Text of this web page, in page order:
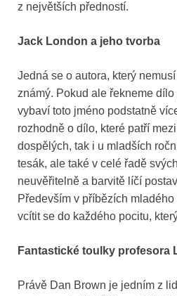
z největších předností.
Jack London a jeho tvorba
Jedná se o autora, který
známý. Pokud ale řekneme dílo
vybaví toto jméno podstatně
rozhodně o dílo, které patří mezi
dospělých, tak i u mladších
tesák, ale také v celé řadě
neuvěřitelně a barvitě líčí
Především v příbězích
vcítit se do každého pocitu,
Fantastické toulky profesora
Právě Dan Brown je jedním z